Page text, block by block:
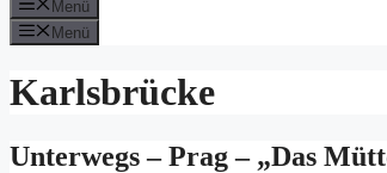
Menü
Menü
Karlsbrücke
Unterwegs – Prag – „Das